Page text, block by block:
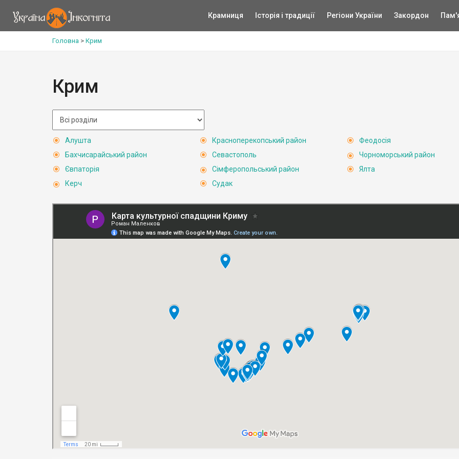
Крамниця Історія і традиції Регіони України Закордон
Головна > Крим
Крим
Алушта
Бахчисарайський район
Євпаторія
Керч
Красноперекопський район
Севастополь
Сімферопольський район
Судак
Феодосія
Чорноморський район
Ялта